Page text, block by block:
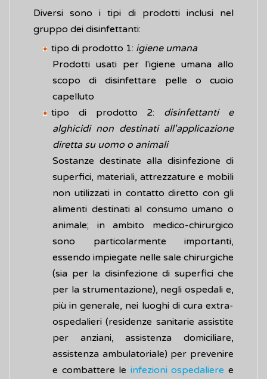
Diversi sono i tipi di prodotti inclusi nel
gruppo dei disinfettanti:
tipo di prodotto 1: igiene umana
Prodotti usati per l'igiene umana allo
scopo di disinfettare pelle o cuoio
capelluto
tipo di prodotto 2: disinfettanti e
alghicidi non destinati all'applicazione
diretta su uomo o animali
Sostanze destinate alla disinfezione di
superfici, materiali, attrezzature e mobili
non utilizzati in contatto diretto con gli
alimenti destinati al consumo umano o
animale; in ambito medico-chirurgico
sono particolarmente importanti,
essendo impiegate nelle sale chirurgiche
(sia per la disinfezione di superfici che
per la strumentazione), negli ospedali e,
più in generale, nei luoghi di cura extra-
ospedalieri (residenze sanitarie assistite
per anziani, assistenza domiciliare,
assistenza ambulatoriale) per prevenire
e combattere le infezioni ospedaliere e